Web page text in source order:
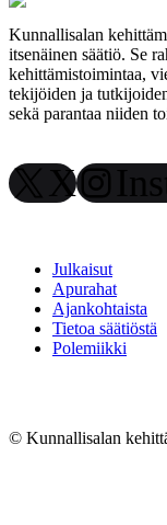
Kunnallisalan
itsenäinen säätiö. Se
kehittämistoimintaa,
tekijöiden ja
sekä parantaa niiden
X
Julkaisut
Apurahat
Ajankohtaista
Tietoa säätiöstä
Polemiikki
© Kunnallisalan